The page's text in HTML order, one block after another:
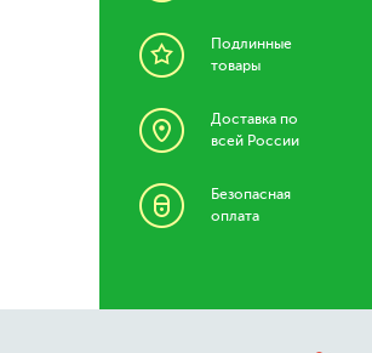
Подлинные
товары
Доставка по
всей России
Безопасная
оплата